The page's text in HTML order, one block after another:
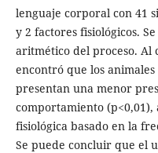
lenguaje corporal con 41
y 2 factores fisiológicos.
aritmético del proceso. Al
encontró que los
presentan una menor
comportamiento
fisiológica basado en la
Se puede concluir que el